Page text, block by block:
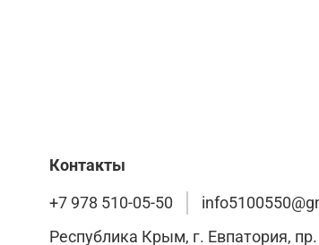
Контакты
+7 978 510-05-50
Республика Крым, г. Евпатория,